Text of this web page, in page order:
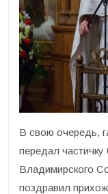
В свою очередь,
передал частичку
Владимирского
поздравил